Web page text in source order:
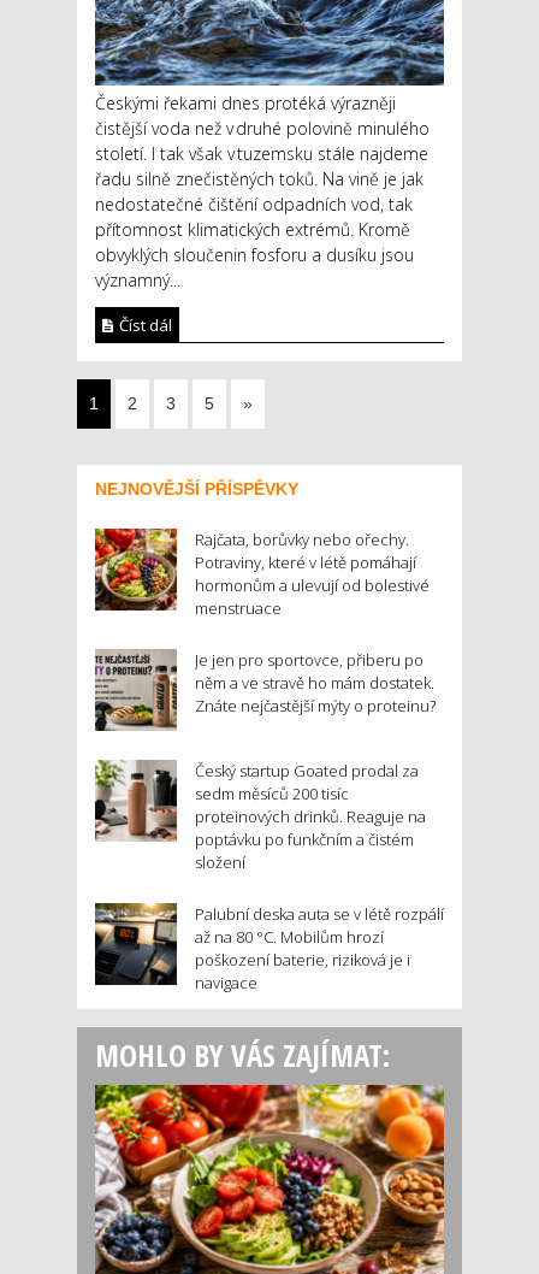
Českými řekami dnes protéká výrazněji
čistější voda než v druhé polovině minulého
století. I tak však v tuzemsku stále najdeme
řadu silně znečistěných toků. Na vině je jak
nedostatečné čištění odpadních vod, tak
přítomnost klimatických extrémů. Kromě
obvyklých sloučenin fosforu a dusíku jsou
významný...
Číst dál
1 2 3 5 »
NEJNOVĚJŠÍ PŘÍSPĚVKY
Rajčata, borůvky nebo ořechy.
Potraviny, které v létě pomáhají
hormonům a ulevují od bolestivé
menstruace
Je jen pro sportovce, přiberu po
něm a ve stravě ho mám dostatek.
Znáte nejčastější mýty o proteinu?
Český startup Goated prodal za
sedm měsíců 200 tisíc
proteinových drinků. Reaguje na
poptávku po funkčním a čistém
složení
Palubní deska auta se v létě rozpálí
až na 80 °C. Mobilům hrozí
poškození baterie, riziková je i
navigace
MOHLO BY VÁS ZAJÍMAT: